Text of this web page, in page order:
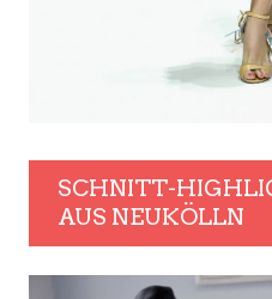
SCHNITT-
AUS NEUKÖLLN